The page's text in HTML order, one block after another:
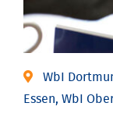
WbI
Essen, WbI